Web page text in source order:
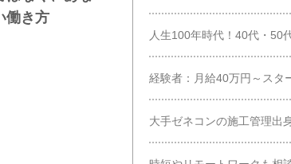
働き方
人生100年時代！40代・50
経験者：月給40万円～スタ
大手ゼネコンの施工管理出